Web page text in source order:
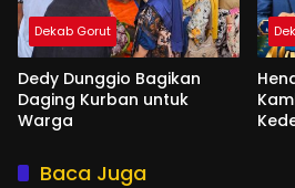
Dekab Gorut
Dedy Dunggio Bagikan
Daging Kurban untuk
Warga
Baca Juga